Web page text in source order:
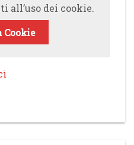
all’uso dei cookie.
Cookie